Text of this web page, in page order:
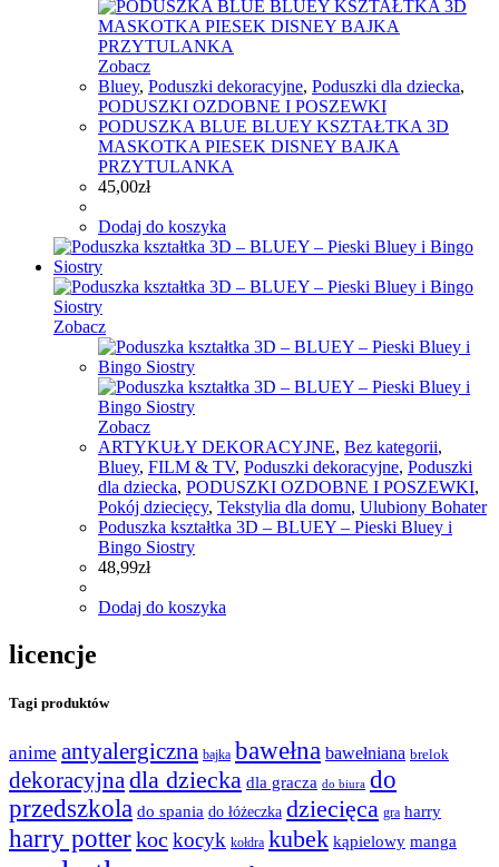
Zobacz
Bluey, Poduszki dekoracyjne, Poduszki dla dziecka,
PODUSZKI OZDOBNE I POSZEWKI
PODUSZKA BLUE BLUEY KSZTAŁTKA 3D
MASKOTKA PIESEK DISNEY BAJKA
PRZYTULANKA
45,00zł
Dodaj do koszyka
Zobacz
Zobacz
ARTYKUŁY DEKORACYJNE, Bez kategorii,
Bluey, FILM & TV, Poduszki dekoracyjne, Poduszki
dla dziecka, PODUSZKI OZDOBNE I POSZEWKI,
Pokój dziecięcy, Tekstylia dla domu, Ulubiony Bohater
Poduszka kształtka 3D – BLUEY – Pieski Bluey i
Bingo Siostry
48,99zł
Dodaj do koszyka
licencje
Tagi produktów
anime antyalergiczna bajka bawełna bawełniana brelok
dekoracyjna dla dziecka dla gracza do biura do
przedszkola do spania do łóżeczka dziecięca gra harry
harry potterkoc kocyk kołdra kubek kąpielowy manga